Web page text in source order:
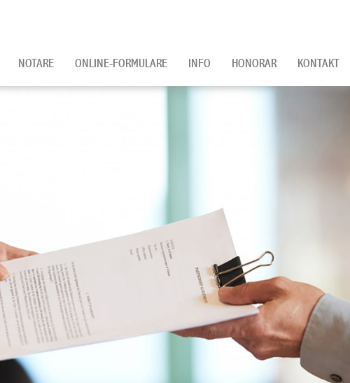
NOTARE ONLINE-FORMULARE INFO HONORAR KONTAKT